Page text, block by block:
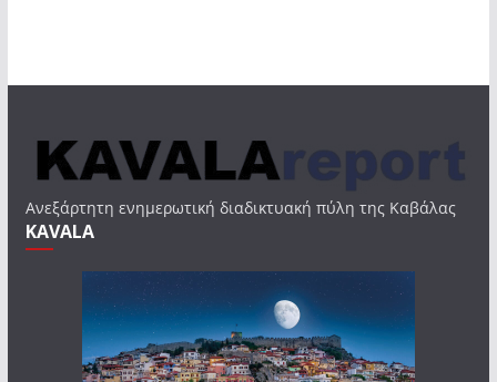
Ανεξάρτητη ενημερωτική διαδικτυακή πύλη της Καβάλας
KAVALA